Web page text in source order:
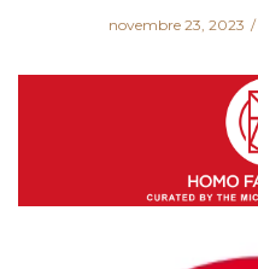
novembre 23, 2023